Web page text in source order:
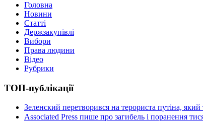
Головна
Новини
Статті
Держзакупівлі
Вибори
Права людини
Відео
Рубрики
ТОП-публікації
Зеленский перетворився на терориста путіна,
Associated Press пише про загибель і поранення